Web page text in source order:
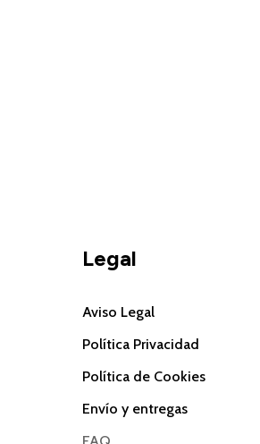
Legal
Aviso Legal
Política Privacidad
Política de Cookies
Envío y entregas
FAQ